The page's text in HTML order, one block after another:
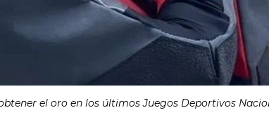
el oro en los últimos Juegos Deportivos